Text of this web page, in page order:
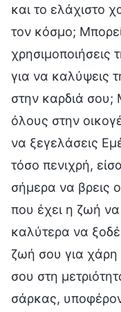
και το ελάχιστο
τον κόσμο;
για να καλύψεις
στην καρδιά σου;
όλους στην
να ξεγελάσεις
τόσο πενιχρή,
σήμερα να βρεις
που έχει η ζωή
καλύτερα να
ζωή σου για
σου στη
σάρκας,